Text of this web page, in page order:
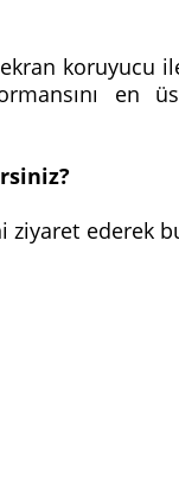
koruyucu
en
ziyaret ederek